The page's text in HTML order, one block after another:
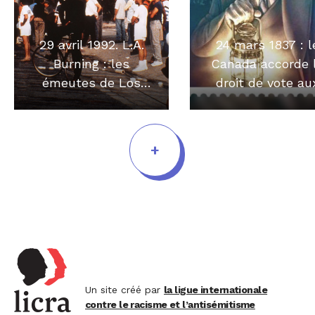
29 avril 1992. L.A.
Burning : les
émeutes de Los
Angeles
24 mars 1837 :
Canada accorde
droit de vote
noirs
+
Un site créé par la ligue internationale
contre le racisme et l’antisémitisme